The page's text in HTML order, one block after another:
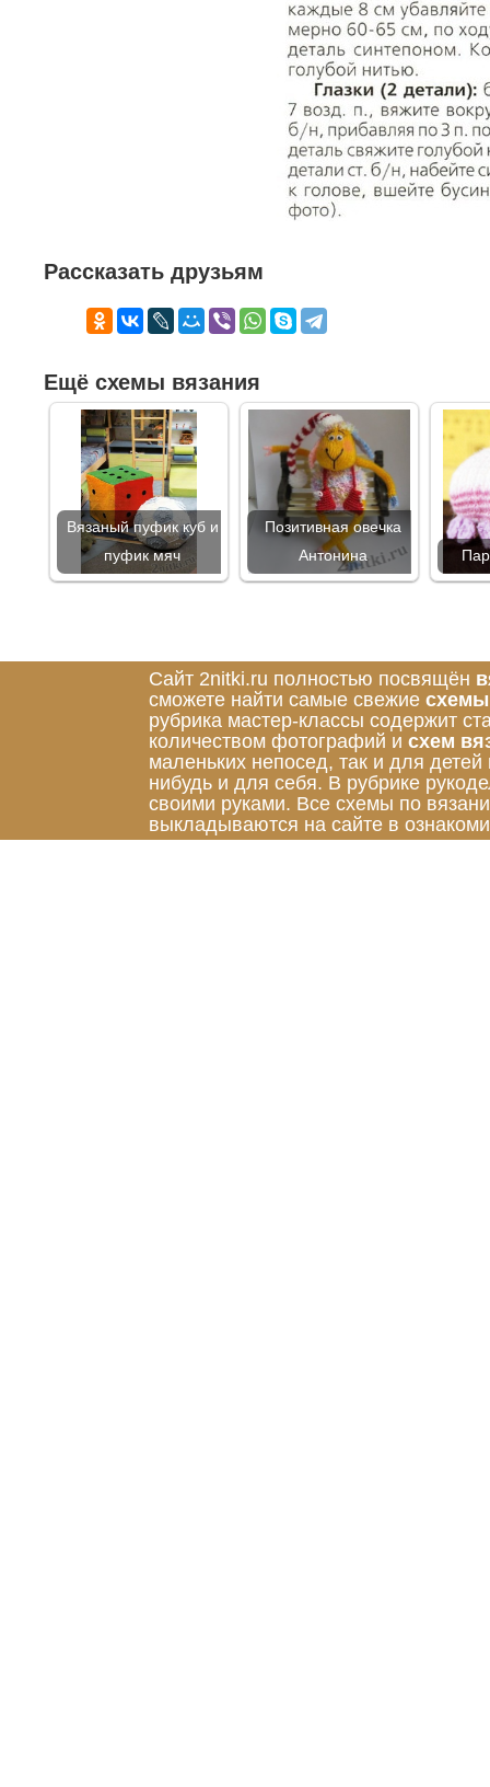
Рассказать друзьям
Ещё схемы вязания
Вязаный пуфик куб и
пуфик мяч
Позитивная овечка
Антонина
Сайт 2nitki.ru полностью посвящён
сможете найти самые свежие схемы
рубрика мастер-классы содержит
количеством фотографий и схем
маленьких непосед, так и для
нибудь и для себя. В рубрике
своими руками. Все схемы по
выкладываются на сайте в